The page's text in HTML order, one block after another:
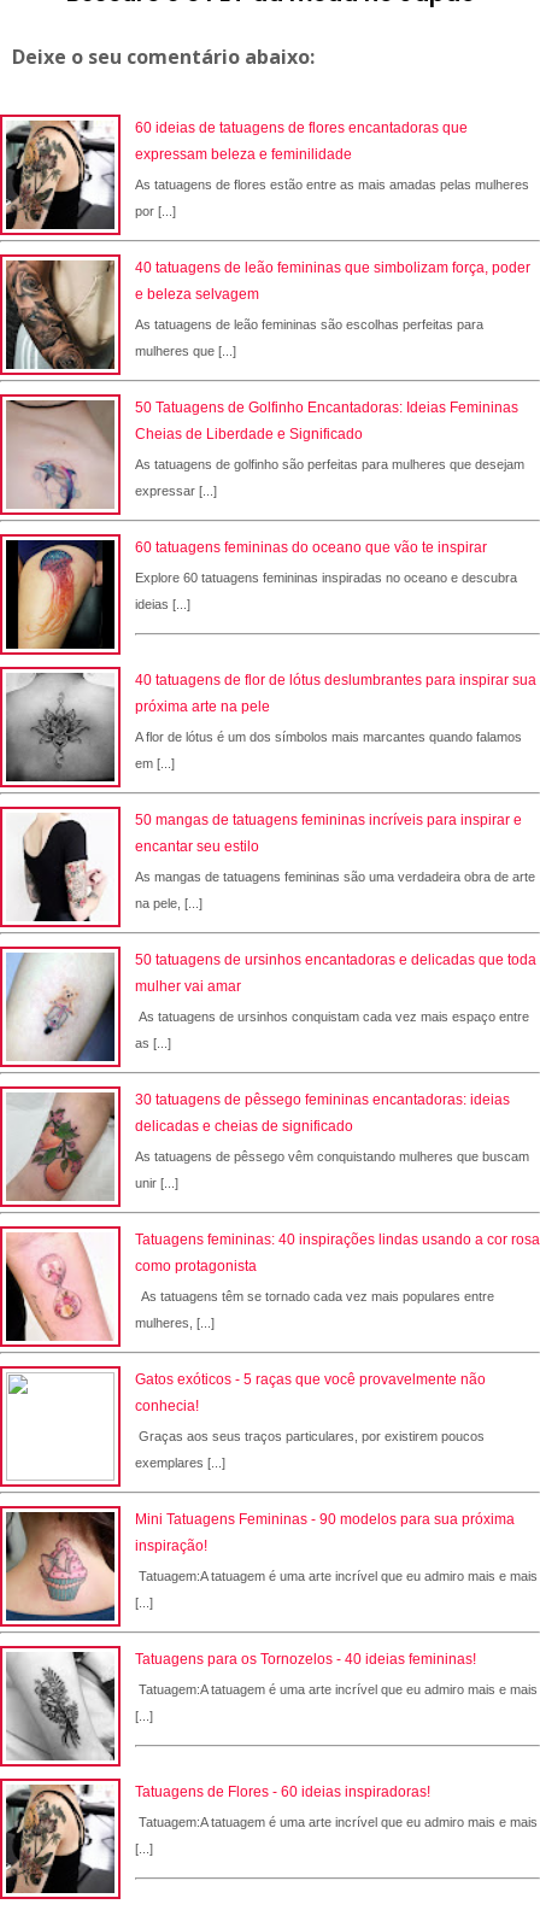
Deixe o seu comentário abaixo:
60 ideias de tatuagens de flores encantadoras que
expressam beleza e feminilidade
As tatuagens de flores estão entre as mais amadas pelas mulheres
por [...]
40 tatuagens de leão femininas que simbolizam força, poder
e beleza selvagem
As tatuagens de leão femininas são escolhas perfeitas para
mulheres que [...]
50 Tatuagens de Golfinho Encantadoras: Ideias Femininas
Cheias de Liberdade e Significado
As tatuagens de golfinho são perfeitas para mulheres que desejam
expressar [...]
60 tatuagens femininas do oceano que vão te inspirar
Explore 60 tatuagens femininas inspiradas no oceano e descubra
ideias [...]
40 tatuagens de flor de lótus deslumbrantes para inspirar sua
próxima arte na pele
A flor de lótus é um dos símbolos mais marcantes quando falamos
em [...]
50 mangas de tatuagens femininas incríveis para inspirar e
encantar seu estilo
As mangas de tatuagens femininas são uma verdadeira obra de arte
na pele, [...]
50 tatuagens de ursinhos encantadoras e delicadas que toda
mulher vai amar
As tatuagens de ursinhos conquistam cada vez mais espaço entre
as [...]
30 tatuagens de pêssego femininas encantadoras: ideias
delicadas e cheias de significado
As tatuagens de pêssego vêm conquistando mulheres que buscam
unir [...]
Tatuagens femininas: 40 inspirações lindas usando a cor rosa
como protagonista
As tatuagens têm se tornado cada vez mais populares entre
mulheres, [...]
Gatos exóticos - 5 raças que você provavelmente não
conhecia!
Graças aos seus traços particulares, por existirem poucos
exemplares [...]
Mini Tatuagens Femininas - 90 modelos para sua próxima
inspiração!
Tatuagem:A tatuagem é uma arte incrível que eu admiro mais e mais
[...]
Tatuagens para os Tornozelos - 40 ideias femininas!
Tatuagem:A tatuagem é uma arte incrível que eu admiro mais e mais
[...]
Tatuagens de Flores - 60 ideias inspiradoras!
Tatuagem:A tatuagem é uma arte incrível que eu admiro mais e mais
[...]